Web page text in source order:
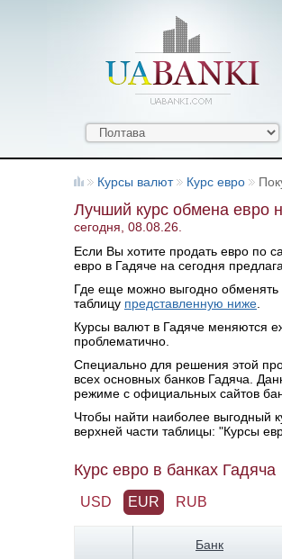
Курсы валют Курс евро
Лучший курс обмена евро
сегодня, 08.08.26.
Если Вы хотите продать евро по
евро в Гадяче на сегодня
Где еще можно выгодно обменять
таблицу представленную ниже
Курсы валют в Гадяче меняются
проблематично.
Специально для решения этой
всех основных банков Гадяча.
режиме с официальных сайтов
Чтобы найти наиболее выгодный
верхней части таблицы: "Курсы
Курс евро в банках Гадяча
USD EUR RUB
Банк